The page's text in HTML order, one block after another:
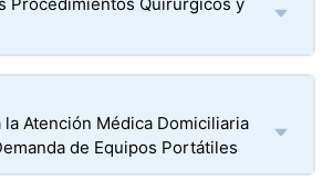
Atención Médica Domiciliaria
de Equipos Portátiles